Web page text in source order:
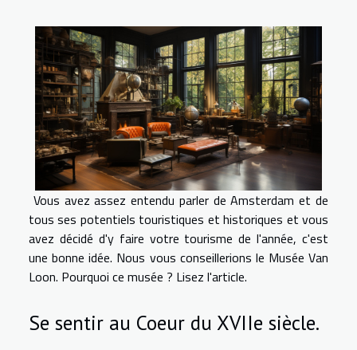
Vous avez assez entendu parler de Amsterdam et de
tous ses potentiels touristiques et historiques et vous
avez décidé d'y faire votre tourisme de l'année, c'est
une bonne idée. Nous vous conseillerions le Musée Van
Loon. Pourquoi ce musée ? Lisez l'article.
Se sentir au Coeur du XVIIe siècle.